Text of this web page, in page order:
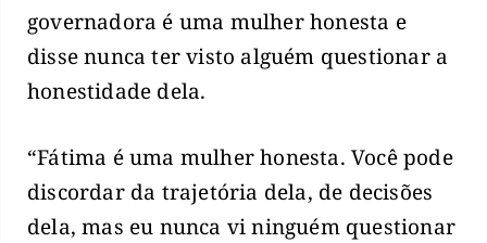
governadora é uma mulher honesta e
disse nunca ter visto alguém questionar a
honestidade dela.
“Fátima é uma mulher honesta. Você pode
discordar da trajetória dela, de decisões
dela, mas eu nunca vi ninguém questionar